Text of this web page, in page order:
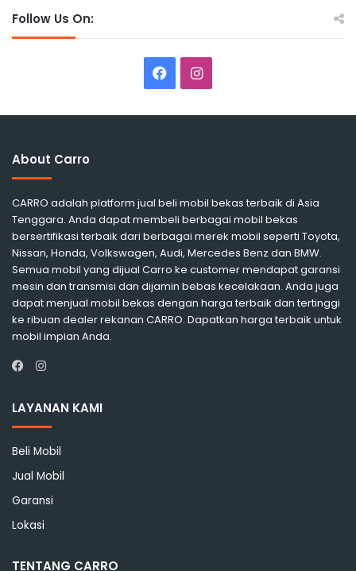
Follow Us On:
FacebookInstagram
About Carro
CARRO adalah platform jual beli mobil bekas terbaik di Asia
Tenggara. Anda dapat membeli berbagai mobil bekas
bersertifikasi terbaik dari berbagai merek mobil seperti Toyota,
Nissan, Honda, Volkswagen, Audi, Mercedes Benz dan BMW.
Semua mobil yang dijual Carro ke customer mendapat garansi
mesin dan transmisi dan dijamin bebas kecelakaan. Anda juga
dapat menjual mobil bekas dengan harga terbaik dan tertinggi
ke ribuan dealer rekanan CARRO. Dapatkan harga terbaik untuk
mobil impian Anda.
Instagram
LAYANAN KAMI
Beli Mobil
Jual Mobil
Garansi
Lokasi
TENTANG CARRO